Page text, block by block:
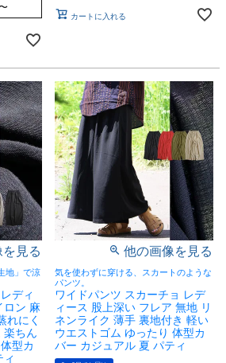
カートに入れる
見る
地」で涼
ディ
ロン 麻
れにく
楽ちん
型カ
他の画像を見る
気を使わずに穿ける、スカートのような
パンツ。
ワイドパンツ スカーチョ レデ
ィース 股上深い フレア 無地 リ
ネンライク 薄手 裏地付き 軽い
ウエストゴム ゆったり 体型カ
バー カジュアル 夏 パティ